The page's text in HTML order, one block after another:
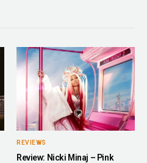
REVIEWS
Review: Nicki Minaj – Pink